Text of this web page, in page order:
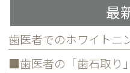
最
歯医者でのホワイトニ